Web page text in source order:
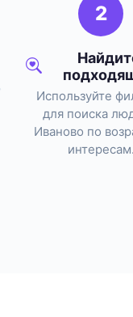
2
Используйте
для поиска
Иваново по
интересам.